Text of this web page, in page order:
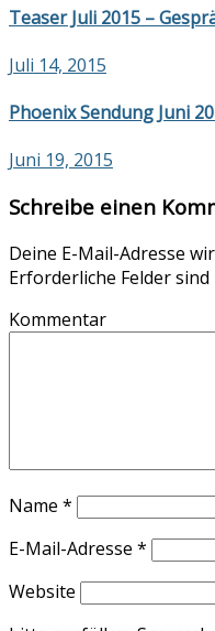
Teaser Juli 2015 –
Juli 14, 2015
Phoenix Sendung Juni
Juni 19, 2015
Schreibe einen
Deine E-Mail-Adresse
Erforderliche Felder
Kommentar
Name *
E-Mail-Adresse *
Website